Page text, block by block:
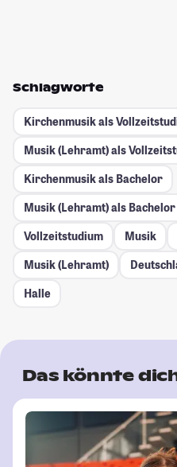
Schlagworte
Kirchenmusik als
Musik (Lehramt) als
Kirchenmusik als Bachelor
Musik (Lehramt) als Bachelor
Vollzeitstudium
Musik
Musik (Lehramt)
Halle
Das könnte